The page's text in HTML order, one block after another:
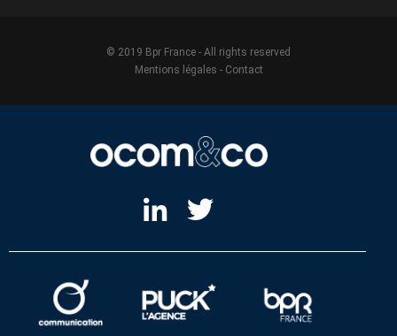
© 2019 Bpr France - All rights reserved
Mentions légales - Contact